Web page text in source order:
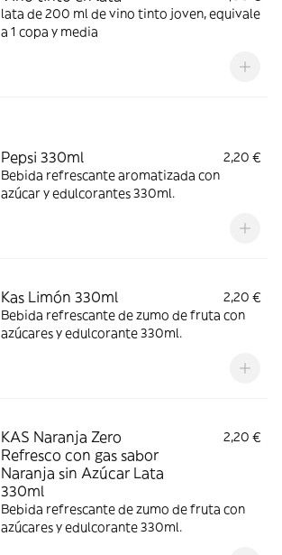
lata de 200 ml de vino tinto joven, equivale
a 1 copa y media
Pepsi 330ml
2,20 €
Bebida refrescante aromatizada con
azúcar y edulcorantes 330ml.
Kas Limón 330ml
2,20 €
Bebida refrescante de zumo de fruta con
azúcares y edulcorante 330ml.
KAS Naranja Zero
Refresco con gas sabor
Naranja sin Azúcar Lata
330ml
2,20 €
Bebida refrescante de zumo de fruta con
azúcares y edulcorante 330ml.